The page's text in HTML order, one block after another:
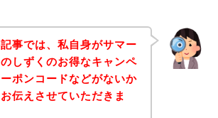
事では、私自身がサマー
しずくのお得なキャンペ
ポンコードなどがないか
伝えさせていただきま